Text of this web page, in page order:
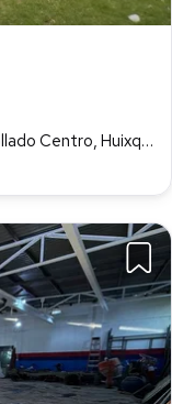
Avenida Principal 0, Huixquilucan de Degollado Centro, Huixquilucan